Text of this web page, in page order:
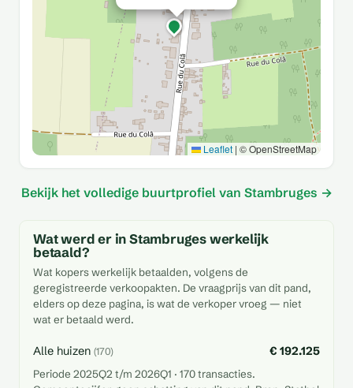
Leaflet | © OpenStreetMap
Bekijk het volledige buurtprofiel van Stambruges →
Wat werd er in Stambruges werkelijk
betaald?
Wat kopers werkelijk betaalden, volgens de
geregistreerde verkoopakten. De vraagprijs van dit pand,
elders op deze pagina, is wat de verkoper vroeg — niet
wat er betaald werd.
Alle huizen (170) € 192.125
Periode 2025Q2 t/m 2026Q1 · 170 transacties.